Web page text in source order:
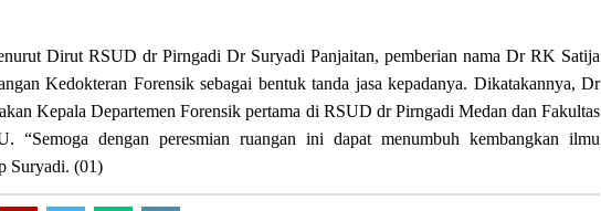
Dirut RSUD dr Pirngadi Dr Suryadi Panjaitan, pemberian nama Dr RK Satija
Kedokteran Forensik sebagai bentuk tanda jasa kepadanya. Dikatakannya, Dr
Kepala Departemen Forensik pertama di RSUD dr Pirngadi Medan dan Fakultas
“Semoga dengan peresmian ruangan ini dapat menumbuh kembangkan ilmu
Suryadi. (01)